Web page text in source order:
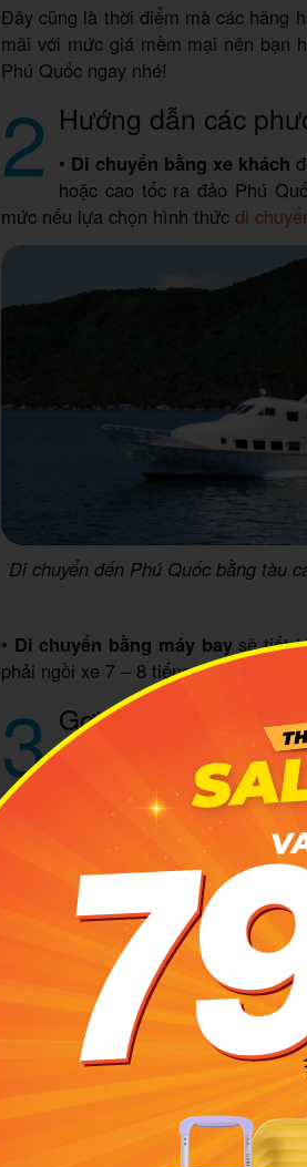
Đây cũng là thời điểm mà các hãng
mãi với mức giá mềm mại nên bạn
Phú Quốc ngay nhé!
2 Hướng dẫn các
• Di chuyển bằng xe khách
hoặc cao tốc ra đảo Phú
mức nếu lựa chọn hình thức di
Di chuyển đến Phú Quốc bằng tàu
• Di chuyển bằng máy baysẽ tiết
phải ngồi xe 7 – 8 tiếng đồng hồ
3 Gợi ý lịch trình
3.1 Ngày đầu tiên của
đêm – Nghỉ ngơi tại
Lên máy bay tại Thành phố Hồ Chí
sạn sẽ đón chúng ta tại sân bay và
2 ngày đầu chúng ta sẽ ở tại
địa điểm du lịch nổi tiếng thuộc hệ
2h – sau khi làm xong thủ tục
4h chúng ta sẽ xuống khuôn viên
chơi thú vị tại công viên nước.
thể thao ngoài bãi biển riêng của